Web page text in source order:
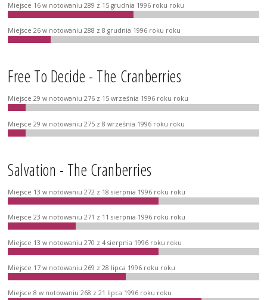
Miejsce 16 w notowaniu 289 z 15 grudnia 1996 roku roku
Miejsce 26 w notowaniu 288 z 8 grudnia 1996 roku roku
Free To Decide - The Cranberries
Miejsce 29 w notowaniu 276 z 15 września 1996 roku roku
Miejsce 29 w notowaniu 275 z 8 września 1996 roku roku
Salvation - The Cranberries
Miejsce 13 w notowaniu 272 z 18 sierpnia 1996 roku roku
Miejsce 23 w notowaniu 271 z 11 sierpnia 1996 roku roku
Miejsce 13 w notowaniu 270 z 4 sierpnia 1996 roku roku
Miejsce 17 w notowaniu 269 z 28 lipca 1996 roku roku
Miejsce 8 w notowaniu 268 z 21 lipca 1996 roku roku